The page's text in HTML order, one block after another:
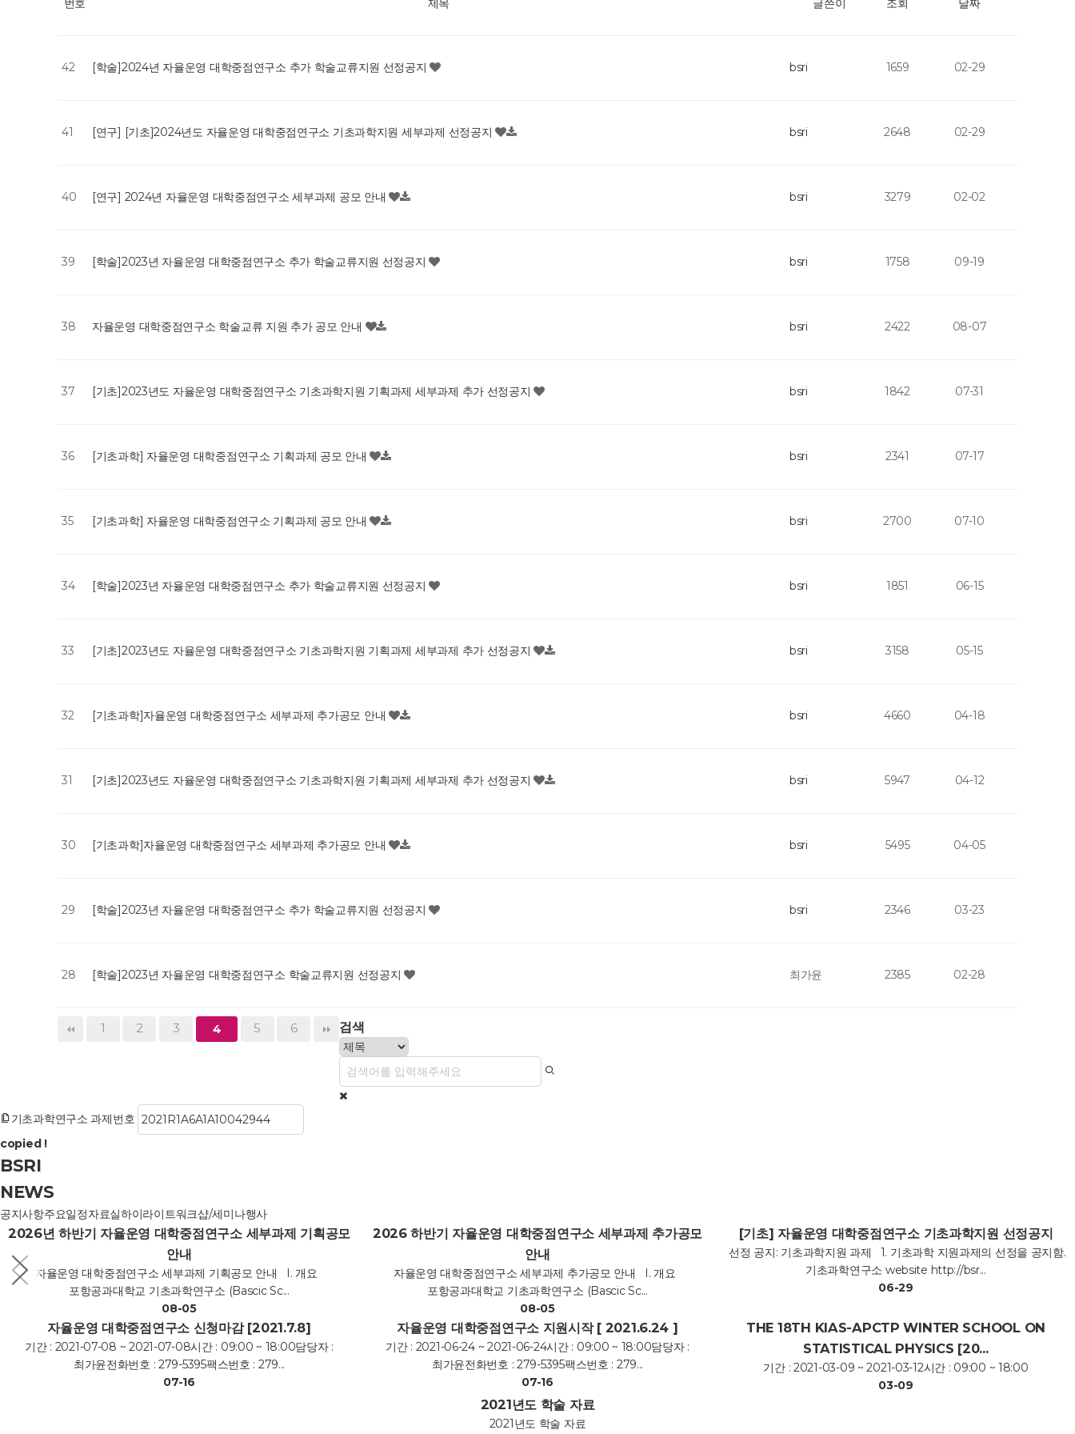
번호 제목 글쓴이 조회 날짜
42 [학술]2024년 자율운영 대학중점연구소 추가 학술교류지원 선정공지 bsri 1659 02-29
41 [연구] [기초]2024년도 자율운영 대학중점연구소 기초과학지원 세부과제 선정공지 bsri 2648 02-29
40 [연구] 2024년 자율운영 대학중점연구소 세부과제 공모 안내 bsri 3279 02-02
39 [학술]2023년 자율운영 대학중점연구소 추가 학술교류지원 선정공지 bsri 1758 09-19
38 자율운영 대학중점연구소 학술교류 지원 추가 공모 안내 bsri 2422 08-07
37 [기초]2023년도 자율운영 대학중점연구소 기초과학지원 기획과제 세부과제 추가 선정공지 bsri 1842 07-31
36 [기초과학] 자율운영 대학중점연구소 기획과제 공모 안내 bsri 2341 07-17
35 [기초과학] 자율운영 대학중점연구소 기획과제 공모 안내 bsri 2700 07-10
34 [학술]2023년 자율운영 대학중점연구소 추가 학술교류지원 선정공지 bsri 1851 06-15
33 [기초]2023년도 자율운영 대학중점연구소 기초과학지원 기획과제 세부과제 추가 선정공지 bsri 3158 05-15
32 [기초과학]자율운영 대학중점연구소 세부과제 추가공모 안내 bsri 4660 04-18
31 [기초]2023년도 자율운영 대학중점연구소 기초과학지원 기획과제 세부과제 추가 선정공지 bsri 5947 04-12
30 [기초과학]자율운영 대학중점연구소 세부과제 추가공모 안내 bsri 5495 04-05
29 [학술]2023년 자율운영 대학중점연구소 추가 학술교류지원 선정공지 bsri 2346 03-23
28 [학술]2023년 자율운영 대학중점연구소 학술교류지원 선정공지 최가윤 2385 02-28
1 2 3 4 5 6 검색
기초과학연구소 과제번호
copied !
BSRI
NEWS
공지사항주요일정자료실하이라이트워크샵/세미나행사
2026년 하반기 자율운영 대학중점연구소 세부과제 기획공모
안내
자율운영 대학중점연구소 세부과제 기획공모 안내 I. 개요
포항공과대학교 기초과학연구소 (Bascic Sc...
08-05
2026 하반기 자율운영 대학중점연구소 세부과제 추가공모
안내
자율운영 대학중점연구소 세부과제 추가공모 안내 I. 개요
포항공과대학교 기초과학연구소 (Bascic Sc...
08-05
[기초] 자율운영 대학중점연구소 기초과학지원 선정공지
선정 공지: 기초과학지원 과제 1. 기초과학 지원과제의 선정을 공지함.
기초과학연구소 website http://bsr...
06-29
자율운영 대학중점연구소 신청마감 [2021.7.8]
기간 : 2021-07-08 ~ 2021-07-08시간 : 09:00 ~ 18:00담당자 :
최가윤전화번호 : 279-5395팩스번호 : 279...
07-16
자율운영 대학중점연구소 지원시작 [ 2021.6.24 ]
기간 : 2021-06-24 ~ 2021-06-24시간 : 09:00 ~ 18:00담당자 :
최가윤전화번호 : 279-5395팩스번호 : 279...
07-16
THE 18TH KIAS-APCTP WINTER SCHOOL ON
STATISTICAL PHYSICS [20…
기간 : 2021-03-09 ~ 2021-03-12시간 : 09:00 ~ 18:00
03-09
2021년도 학술 자료
2021년도 학술 자료